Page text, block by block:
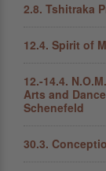
2.8. Tshitraka
12.4. Spirit of
12.-14.4.
Arts and
Schenefeld
30.3.